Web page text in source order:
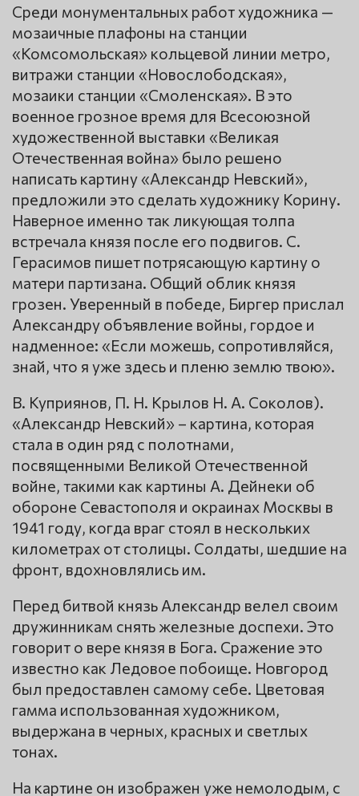
Среди монументальных работ художника —
мозаичные плафоны на станции
«Комсомольская» кольцевой линии метро,
витражи станции «Новослободская»,
мозаики станции «Смоленская». В это
военное грозное время для Всесоюзной
художественной выставки «Великая
Отечественная война» было решено
написать картину «Александр Невский»,
предложили это сделать художнику Корину.
Наверное именно так ликующая толпа
встречала князя после его подвигов. С.
Герасимов пишет потрясающую картину о
матери партизана. Общий облик князя
грозен. Уверенный в победе, Биргер прислал
Александру объявление войны, гордое и
надменное: «Если можешь, сопротивляйся,
знай, что я уже здесь и пленю землю твою».
В. Куприянов, П. Н. Крылов Н. А. Соколов).
«Александр Невский» – картина, которая
стала в один ряд с полотнами,
посвященными Великой Отечественной
войне, такими как картины А. Дейнеки об
обороне Севастополя и окраинах Москвы в
1941 году, когда враг стоял в нескольких
километрах от столицы. Солдаты, шедшие на
фронт, вдохновлялись им.
Перед битвой князь Александр велел своим
дружинникам снять железные доспехи. Это
говорит о вере князя в Бога. Сражение это
известно как Ледовое побоище. Новгород
был предоставлен самому себе. Цветовая
гамма использованная художником,
выдержана в черных, красных и светлых
тонах.
На картине он изображен уже немолодым, с